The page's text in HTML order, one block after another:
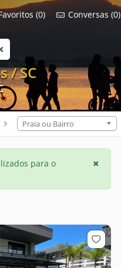
/ SC
(0) Conversas (0)
Praia ou Bairro
para o